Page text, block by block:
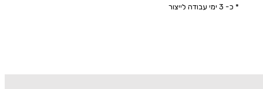
* כ- 3 ימי עבודה לייצור